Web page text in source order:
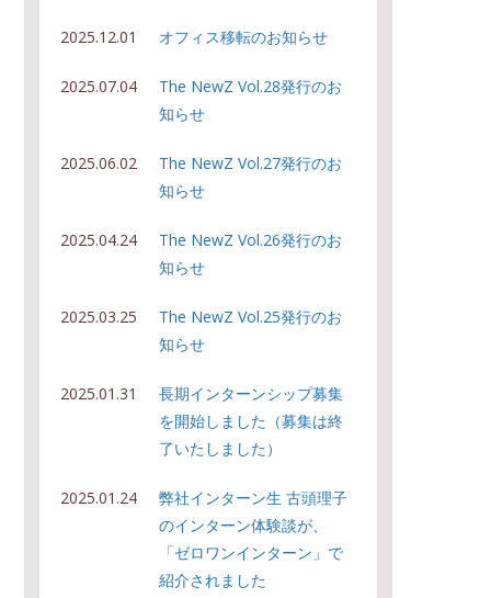
2025.12.01 オフィス移転のお知らせ
2025.07.04
The NewZ Vol.28発行のお
知らせ
2025.06.02
The NewZ Vol.27発行のお
知らせ
2025.04.24
The NewZ Vol.26発行のお
知らせ
2025.03.25
The NewZ Vol.25発行のお
知らせ
2025.01.31
長期インターンシップ募集
を開始しました（募集は終
了いたしました）
2025.01.24
弊社インターン生 古頭理子
のインターン体験談が、
「ゼロワンインターン」で
紹介されました